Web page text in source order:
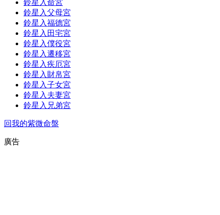
鈴星入命宮
鈴星入父母宮
鈴星入福德宮
鈴星入田宅宮
鈴星入僕役宮
鈴星入遷移宮
鈴星入疾厄宮
鈴星入財帛宮
鈴星入子女宮
鈴星入夫妻宮
鈴星入兄弟宮
回我的紫微命盤
廣告